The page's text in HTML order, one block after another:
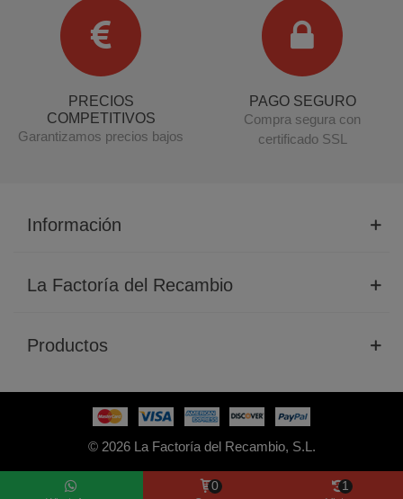
PRECIOS
COMPETITIVOS
Garantizamos precios bajos
PAGO SEGURO
Compra segura con
certificado SSL
Información
La Factoría del Recambio
Productos
© 2026 La Factoría del Recambio, S.L.
0 1